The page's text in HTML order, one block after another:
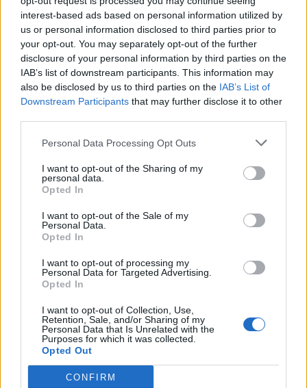
interest-based ads based on personal information utilized by
us or personal information disclosed to third parties prior to
your opt-out. You may separately opt-out of the further
disclosure of your personal information by third parties on the
IAB’s list of downstream participants. This information may
also be disclosed by us to third parties on the IAB’s List of
Downstream Participants that may further disclose it to other
Personal Data Processing Opt Outs
I want to opt-out of the Sharing of my
personal data.
Opted In
I want to opt-out of the Sale of my
Personal Data.
Opted In
I want to opt-out of processing my
Personal Data for Targeted Advertising.
Opted In
I want to opt-out of Collection, Use,
Retention, Sale, and/or Sharing of my
Personal Data that Is Unrelated with the
Purposes for which it was collected.
Opted Out
CONFIRM
— InHale Sports (@InHaleSport)January 12, 2023
Jos twiitti ei näy laitteellasi voit katsoa sen suoraanTwitteristä
Edellinen artikkeli
upean osuman – rikkoi 35
osuman rajan ennätyksellisen
puolivälierässä! Slovakian 14-
Leijonat julkisti ketjut Sveitsi-peliin –
Aleksander Barkov tekee paluun
kaukaloon